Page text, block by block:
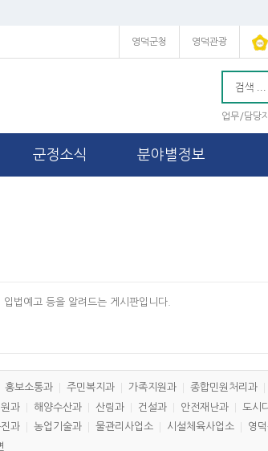
영덕군청 영덕관광
업무/담당
군정소식 분야별정보
법예고 등을 알려드는 게시판입니다.
홍보소통과 주민복지과 가족지원과 종합민원처리과
과 해양수산과 산림과 건설과 안전재난과 도시
과 농업기술과 물관리사업소 시설체육사업소 영